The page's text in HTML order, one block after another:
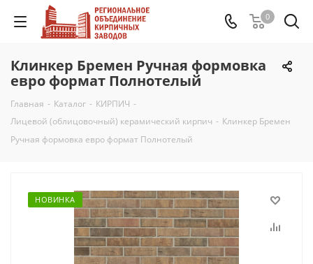
0
Клинкер Бремен Ручная формовка
евро формат Полнотелый
Главная - Каталог - КИРПИЧ -
Лицевой (облицовочный) керамический кирпич - Клинкер Бремен
Ручная формовка евро формат Полнотелый
НОВИНКА